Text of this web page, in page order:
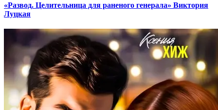
«Развод. Целительница для раненого генерала» Виктория
Луцкая